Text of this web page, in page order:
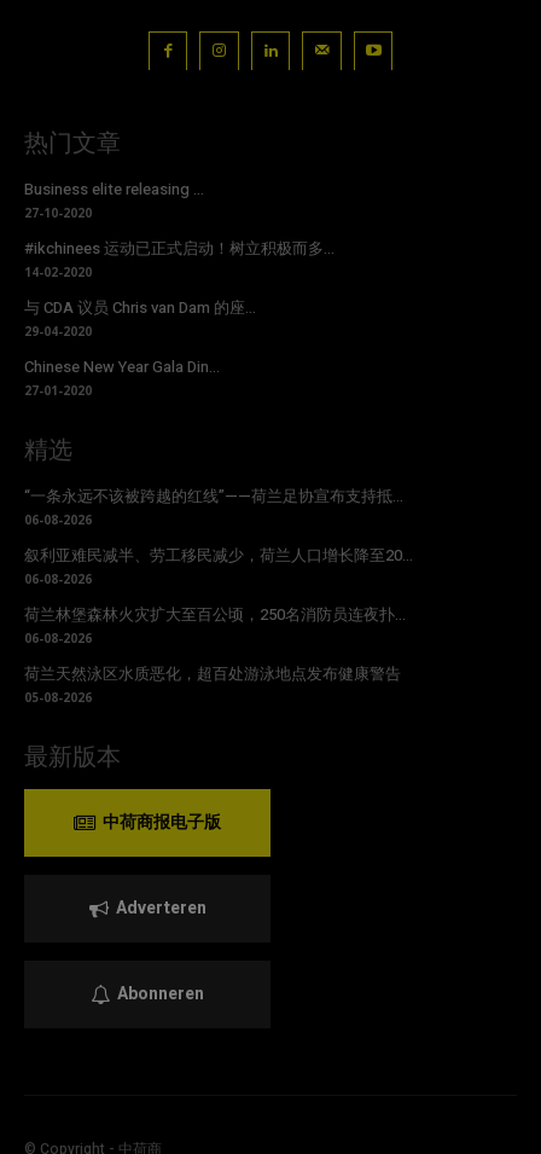
热门文章
Business elite releasing ...
27-10-2020
#ikchinees 运动已正式启动！树立积极而多...
14-02-2020
与 CDA 议员 Chris van Dam 的座...
29-04-2020
Chinese New Year Gala Din...
27-01-2020
精选
“一条永远不该被跨越的红线”——荷兰足协宣布支持抵...
06-08-2026
叙利亚难民减半、劳工移民减少，荷兰人口增长降至20...
06-08-2026
荷兰林堡森林火灾扩大至百公顷，250名消防员连夜扑...
06-08-2026
荷兰天然泳区水质恶化，超百处游泳地点发布健康警告
05-08-2026
最新版本
中荷商报电子版
Adverteren
Abonneren
© Copyright - 中荷商